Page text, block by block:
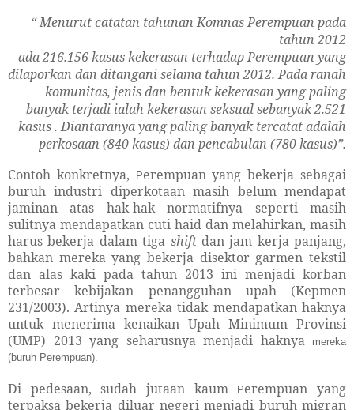
“ Menurut catatan tahunan Komnas Perempuan pada
tahun 2012
ada 216.156 kasus kekerasan terhadap Perempuan yang
dilaporkan dan ditangani selama tahun 2012. Pada ranah
komunitas, jenis dan bentuk kekerasan yang paling
banyak terjadi ialah kekerasan seksual sebanyak 2.521
kasus . Diantaranya yang paling banyak tercatat adalah
perkosaan (840 kasus) dan pencabulan (780 kasus)”.
Contoh konkretnya,
Perempuan yang bekerja sebagai
buruh industri diperkotaan masih belum mendapat
jaminan atas hak-hak normatifnya seperti masih
sulitnya mendapatkan cuti haid dan melahirkan, masih
harus bekerja dalam tiga shift dan jam kerja panjang,
bahkan mereka yang bekerja disektor garmen tekstil
dan alas kaki pada tahun 2013 ini menjadi korban
terbesar kebijakan penangguhan upah (Kepmen
231/2003). Artinya mereka tidak mendapatkan haknya
untuk menerima kenaikan Upah Minimum Provinsi
(UMP) 2013 yang seharusnya menjadi haknya mereka
(buruh Perempuan).
Di pedesaan, sudah jutaan kaum Perempuan yang
terpaksa bekerja diluar negeri menjadi buruh migran